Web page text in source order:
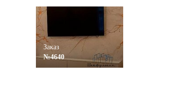
Заказ
№4640